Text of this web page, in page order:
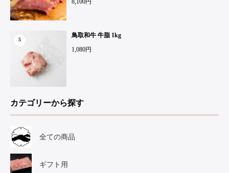
8,100円
5
鳥取和牛 牛脂 1kg
1,080円
カテゴリーから探す
全ての商品
ギフト用